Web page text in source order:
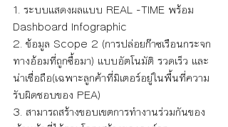
1. ระบบแสดงผลแบบ REAL -TIME พร้อม
Dashboard Infographic
2. ข้อมูล Scope 2 (การปล่อยก๊าซเรือนกระจก
ทางอ้อมที่ถูกซื้อมา) แบบอัตโนมัติ รวดเร็ว และ
น่าเชื่อถือ(เฉพาะลูกค้าที่มิเตอร์อยู่ในพื้นที่ความ
รับผิดชอบของ PEA)
3. สามารถสร้างขอบเขตการทำงานร่วมกันของ